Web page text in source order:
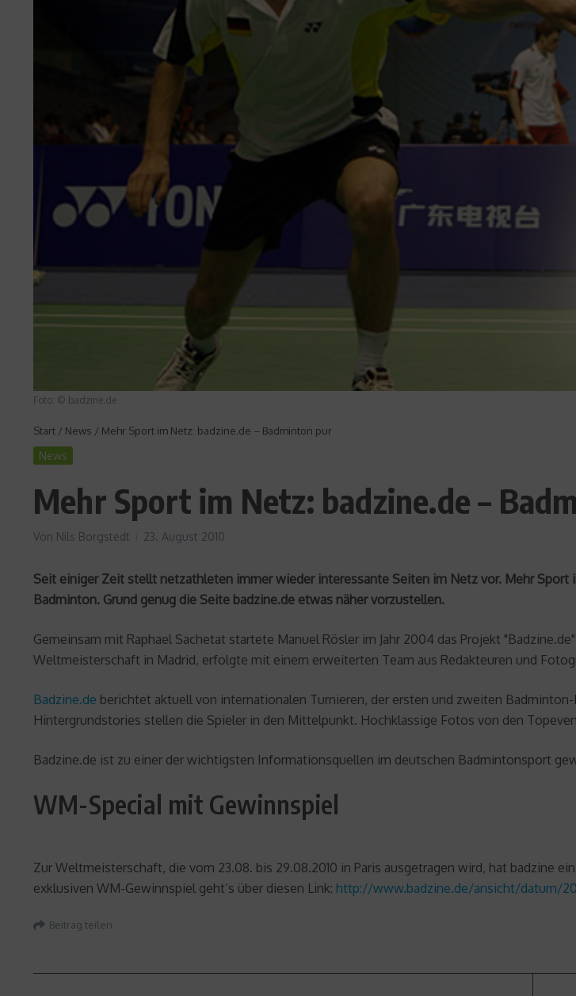
Foto: © badzine.de
Start / News / Mehr Sport im Netz: badzine.de – Badminton pur
News
Mehr Sport im Netz: badzine.de –
Von Nils Borgstedt 23. August 2010
Seit einiger Zeit stellt netzathleten immer wieder interessante Seiten im Netz vor. Mehr
Badminton. Grund genug die Seite badzine.de etwas näher vorzustellen.
Gemeinsam mit Raphael Sachetat startete Manuel Rösler im Jahr 2004 das Projekt
Weltmeisterschaft in Madrid, erfolgte mit einem erweiterten Team aus Redakteuren und
Badzine.de berichtet aktuell von internationalen Turnieren, der ersten und zweiten
Hintergrundstories stellen die Spieler in den Mittelpunkt. Hochklassige Fotos von den
Badzine.de ist zu einer der wichtigsten Informationsquellen im deutschen Badmintonsport
WM-Special mit Gewinnspiel
Zur Weltmeisterschaft, die vom 23.08. bis 29.08.2010 in Paris ausgetragen wird, hat badzine
exklusiven WM-Gewinnspiel geht’s über diesen Link: http://www.badzine.de/ansicht/datum/
Beitrag teilen